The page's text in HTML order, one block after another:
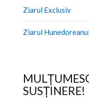
Ziarul Exclusiv
Ziarul
SUSȚINERE!